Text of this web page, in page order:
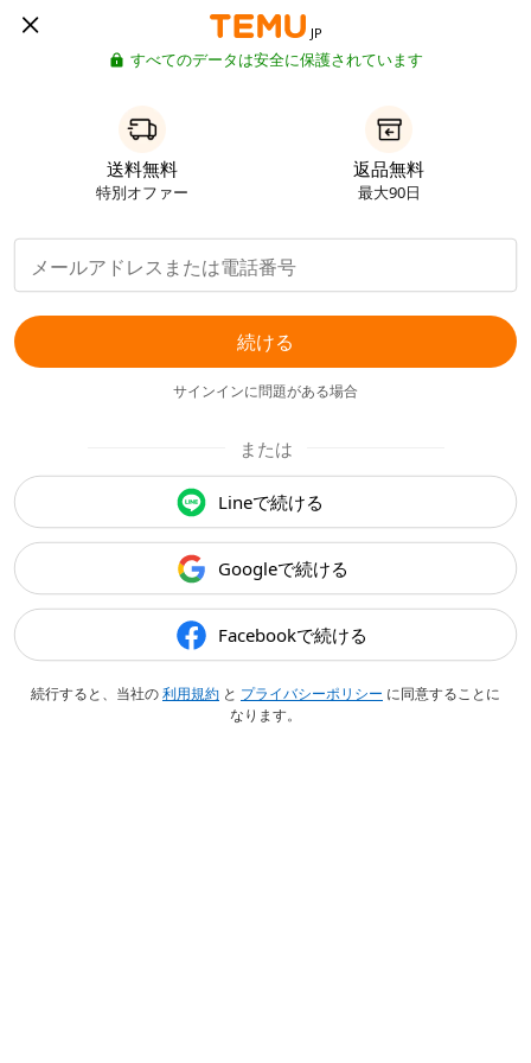
JP
すべてのデータは安全に保護されています
送料無料
特別オファー
返品無料
最大90日
続ける
サインインに問題がある場合
または
Lineで続ける
Googleで続ける
Facebookで続ける
続行すると、当社の利用規約 と プライバシーポリシー に同意することに
なります。